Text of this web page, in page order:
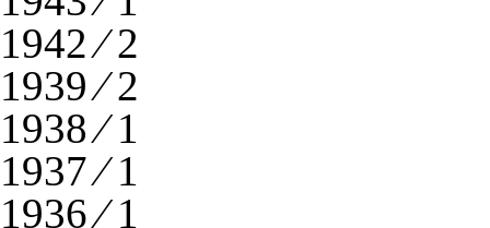
1942 ⁄ 2
1939 ⁄ 2
1938 ⁄ 1
1937 ⁄ 1
1936 ⁄ 1